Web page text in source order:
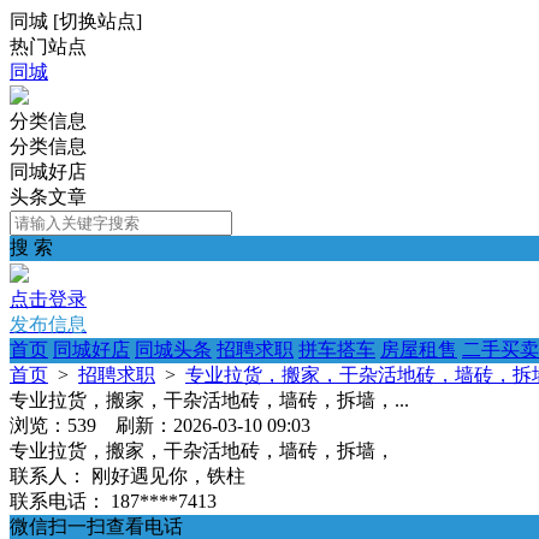
同城 [切换站点]
热门站点
同城
分类信息
分类信息
同城好店
头条文章
搜 索
点击登录
发布信息
首页 同城好店 同城头条 招聘求职 拼车搭车 房屋租售 二手买卖
首页 > 招聘求职 > 专业拉货，搬家，干杂活地砖，墙砖，拆
专业拉货，搬家，干杂活地砖，墙砖，拆墙，...
浏览：539 刷新：2026-03-10 09:03
专业拉货，搬家，干杂活地砖，墙砖，拆墙，
联系人：
刚好遇见你，铁柱
联系电话：
187****7413
微信扫一扫查看电话